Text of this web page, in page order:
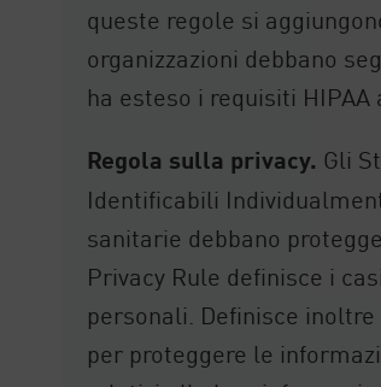
queste regole si
organizzazioni debbano
ha esteso i requisiti HIPAA
Regola sulla privacy. Gli
Identificabili
sanitarie debbano
Privacy Rule definisce i
personali. Definisce
per proteggere le